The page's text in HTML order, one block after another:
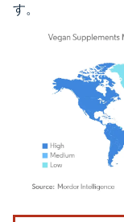
す。
画像 © Mordor